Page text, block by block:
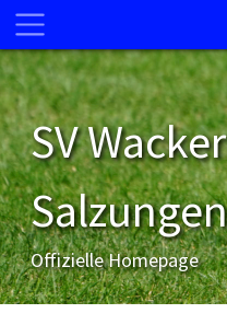
SV
Offizielle Homepage